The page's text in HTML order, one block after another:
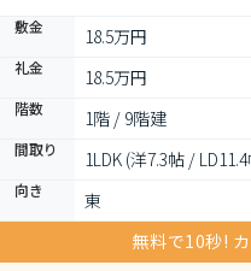
敷金 18.5万円
礼金 18.5万円
階数 1階 / 9階建
間取り 1LDK (洋7.3帖 /
向き
東
無料で10秒!